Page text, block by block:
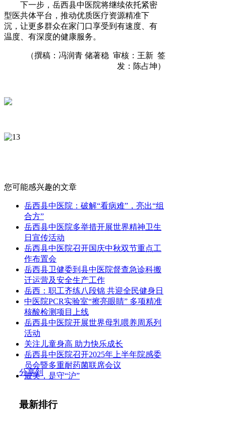
下一步，岳西县中医院将继续依托紧密
型医共体平台，推动优质医疗资源精准下
沉，让更多群众在家门口享受到有速度、有
温度、有深度的健康服务。
（撰稿：冯润青 储著稳 审核：王新 签
发：陈占坤）
您可能感兴趣的文章
岳西县中医院：破解“看病难”，亮出“组
合方”
岳西县中医院多举措开展世界精神卫生
日宣传活动
岳西县中医院召开国庆中秋双节重点工
作布置会
岳西县卫健委到县中医院督查急诊科搬
迁运营及安全生产工作
岳西：职工齐练八段锦 共迎全民健身日
中医院PCR实验室“擦亮眼睛” 多项精准
核酸检测项目上线
岳西县中医院开展世界母乳喂养周系列
活动
关注儿童身高 助力快乐成长
岳西县中医院召开2025年上半年院感委
员会暨多重耐药菌联席会议
最美，是守“沪”
分享到
最新排行